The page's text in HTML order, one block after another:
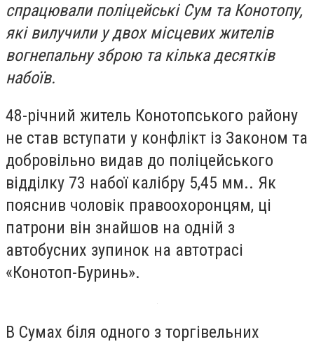
спрацювали поліцейські Сум та Конотопу,
які вилучили у двох місцевих жителів
вогнепальну зброю та кілька десятків
набоїв.
48-річний житель Конотопського району
не став вступати у конфлікт із Законом та
добровільно видав до поліцейського
відділку 73 набої калібру 5,45 мм.. Як
пояснив чоловік правоохоронцям, ці
патрони він знайшов на одній з
автобусних зупинок на автотрасі
«Конотоп-Буринь».
В Сумах біля одного з торгівельних